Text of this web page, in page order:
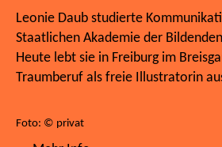
Leonie Daub studierte
Staatlichen Akademie der
Heute lebt sie in Freiburg im
Traumberuf als freie Illustratorin
Foto: © privat